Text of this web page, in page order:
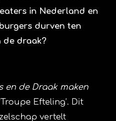
in Nederland en
durven ten
de draak?
en de Draak maken
Efteling’. Dit
vertelt